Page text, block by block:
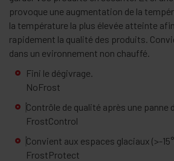
provoque une augmentation de la
la température la plus élevée atteinte
rapidement la qualité des produits.
dans un evironnement non chauffé.
Fini le dégivrage.
NoFrost
Contrôle de qualité après une panne
FrostControl
Convient aux espaces glaciaux (>-
FrostProtect